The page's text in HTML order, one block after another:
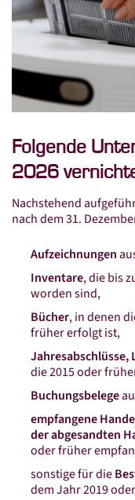
Beratersuche
Standorte in
Leistungen
Finanz­buch­haltung
Lohn­buch­haltung
Jahres­abschluss
Connex Digital
Connex Online-
Online-Lohnscheine
Online-Kassenbuch
Connex Mobile
Digitale Steuerakte
Belegmanagement
Folgende
2026
Nachstehend
nach dem 31.
Aufzeichnungen
Inventare, die bis
worden sind,
Bücher, in denen
früher erfolgt ist,
Jahresabschlüsse,
die 2015 oder
Buchungsbelege
empfangene
der abgesandten
oder früher
sonstige für die
dem Jahr 2019